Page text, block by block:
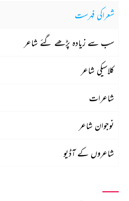
شعراکی فہرست
سب سے زیادہ پڑھے گئے شاعر
کلاسیکی شاعر
شاعرات
نوجوان شاعر
شاعروں کے آڈیو